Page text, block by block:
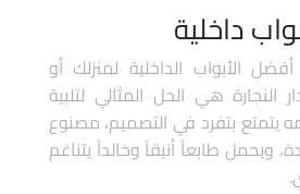
داخلية
الأبواب الداخلية لمنزلك أو
النجارة هي الحل المثالي لتلبية
يتمتع بتفرد في التصميم، مصنوع
ويحمل طابعاً أنيقاً وخالداً يتناغم